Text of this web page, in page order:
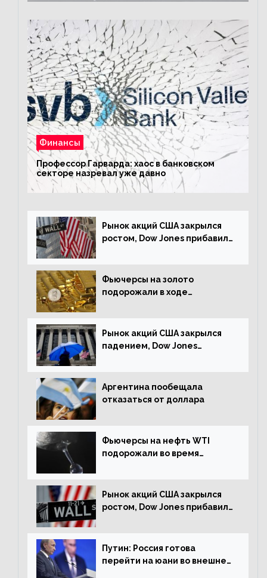
Финансы
Профессор Гарварда: хаос в банковском
секторе назревал уже давно
Рынок акций США закрылся
ростом, Dow Jones прибавил
Фьючерсы на золото
подорожали в ходе
Рынок акций США закрылся
падением, Dow Jones
Аргентина пообещала
отказаться от доллара
Фьючерсы на нефть WTI
подорожали во время
Рынок акций США закрылся
ростом, Dow Jones прибавил
Путин: Россия готова
перейти на юани во внешней